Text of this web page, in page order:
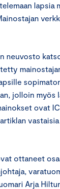
lapsia
neuvosto
jolloin myös
ovat
ottaneet
Arja